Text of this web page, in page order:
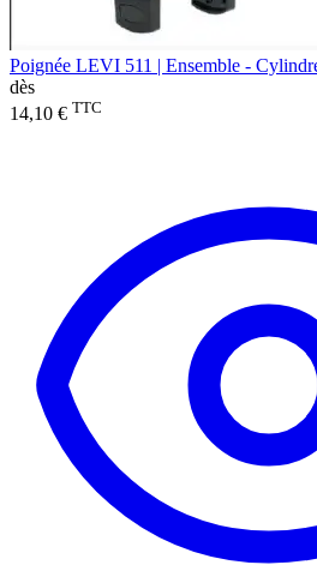
Poignée LEVI 511 | Ensemble -
dès
14,10 € TTC